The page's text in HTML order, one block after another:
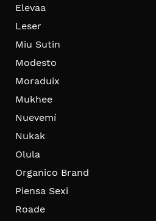
Elevaa
Leser
Miu Sutin
Modesto
Moraduix
Mukhee
Nuevemí
Nukak
Olula
Organico Brand
Piensa Sexi
Roade